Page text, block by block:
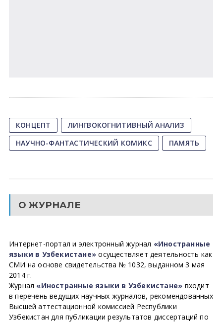
КОНЦЕПТ
ЛИНГВОКОГНИТИВНЫЙ АНАЛИЗ
НАУЧНО-ФАНТАСТИЧЕСКИЙ КОМИКС
ПАМЯТЬ
О ЖУРНАЛЕ
Интернет-портал и электронный журнал «Иностранные
языки в Узбекистане» осуществляет деятельность как
СМИ на основе свидетельства № 1032, выданном 3 мая
2014 г.
Журнал «Иностранные языки в Узбекистане» входит
в перечень ведущих научных журналов, рекомендованных
Высшей аттестационной комиссией Республики
Узбекистан для публикации результатов диссертаций по